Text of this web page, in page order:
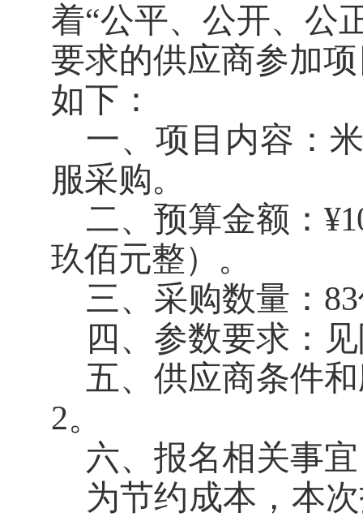
着“公平、公开、公
要求的供应商参加
如下：
一、项目内容：
服采购。
二、 预算金额： ¥
玖佰元整） 。
三、采购数量： 83
四、参数要求：
五、供应商条件
2。
六、报名相关事宜
为节约成本，本